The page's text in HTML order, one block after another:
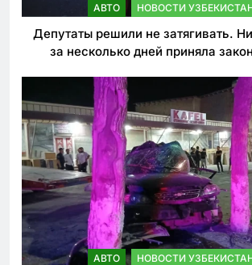
АВТО НОВОСТИ
Депутаты решили не затягивать.
за несколько дней приняла
АВТО НОВОСТИ